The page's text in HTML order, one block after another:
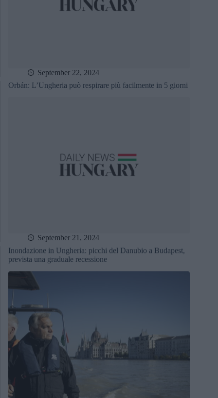
September 22, 2024
Orbán: L’Ungheria può respirare più facilmente in 5 giorni
September 21, 2024
Inondazione in Ungheria: picchi del Danubio a Budapest,
prevista una graduale recessione